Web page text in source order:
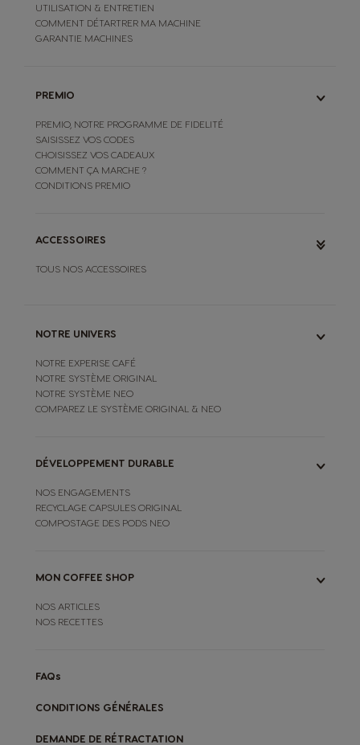
UTILISATION & ENTRETIEN
COMMENT DÉTARTRER MA MACHINE
GARANTIE MACHINES
PREMIO
PREMIO, NOTRE PROGRAMME DE FIDELITÉ
SAISISSEZ VOS CODES
CHOISISSEZ VOS CADEAUX
COMMENT ÇA MARCHE ?
CONDITIONS PREMIO
ACCESSOIRES
TOUS NOS ACCESSOIRES
NOTRE UNIVERS
NOTRE EXPERISE CAFÉ
NOTRE SYSTÈME ORIGINAL
NOTRE SYSTÈME NEO
COMPAREZ LE SYSTÈME ORIGINAL & NEO
DÉVELOPPEMENT DURABLE
NOS ENGAGEMENTS
RECYCLAGE CAPSULES ORIGINAL
COMPOSTAGE DES PODS NEO
MON COFFEE SHOP
NOS ARTICLES
NOS RECETTES
FAQs
CONDITIONS GÉNÉRALES
DEMANDE DE RÉTRACTATION